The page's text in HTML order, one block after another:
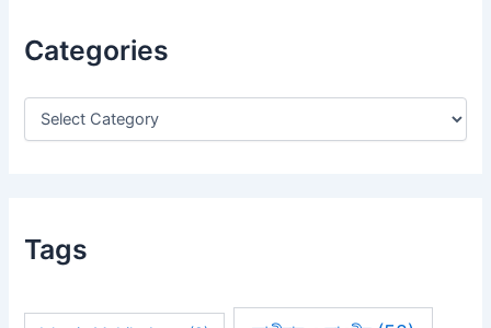
f
r
Categories
Tags